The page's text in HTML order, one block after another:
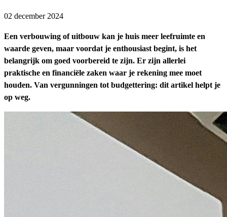
02 december 2024
Een verbouwing of uitbouw kan je huis meer leefruimte en
waarde geven, maar voordat je enthousiast begint, is het
belangrijk om goed voorbereid te zijn. Er zijn allerlei
praktische en financiële zaken waar je rekening mee moet
houden. Van vergunningen tot budgettering: dit artikel helpt je
op weg.